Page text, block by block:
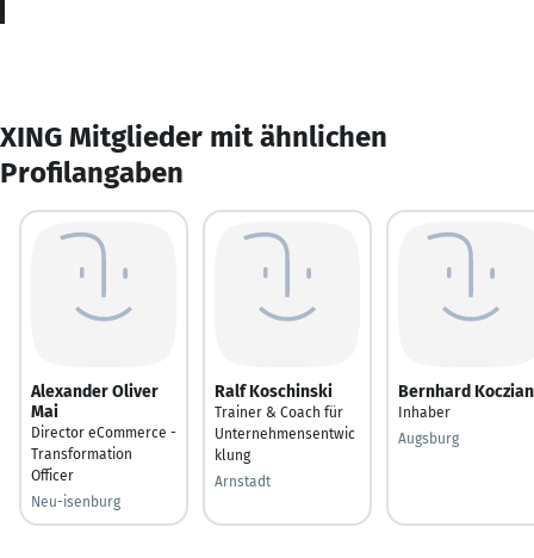
XING Mitglieder mit ähnlichen
Profilangaben
Alexander Oliver
Mai
Director eCommerce -
Transformation
Officer
Neu-isenburg
Ralf Koschinski
Trainer & Coach für
Unternehmensentwic
klung
Arnstadt
Bernhard Koczian
Inhaber
Augsburg